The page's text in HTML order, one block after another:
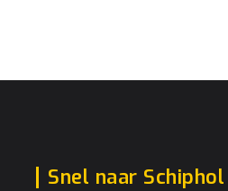
Snel naar Schiphol